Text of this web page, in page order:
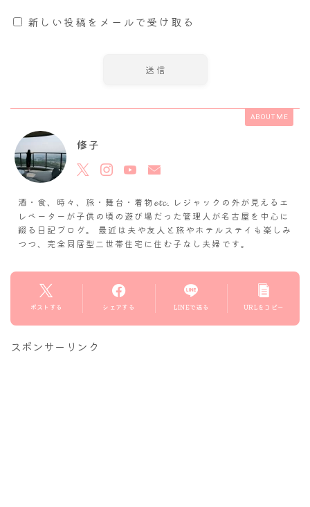
新しい投稿をメールで受け取る
ABOUT ME
修子
酒・食、時々、旅・舞台・着物𝓮𝓽𝓬. レジャックの外が見えるエ
レベーターが子供の頃の遊び場だった管理人が名古屋を中心に
綴る日記ブログ。 最近は夫や友人と旅やホテルステイも楽しみ
つつ、完全同居型二世帯住宅に住む子なし夫婦です。
ポストする シェアする LINEで送る URLをコピー
スポンサーリンク